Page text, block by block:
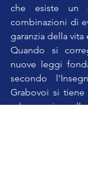
che esiste un
combinazioni di
garanzia della vita
Quando si
nuove leggi
secondo
Grabovoi si
ad esempio,